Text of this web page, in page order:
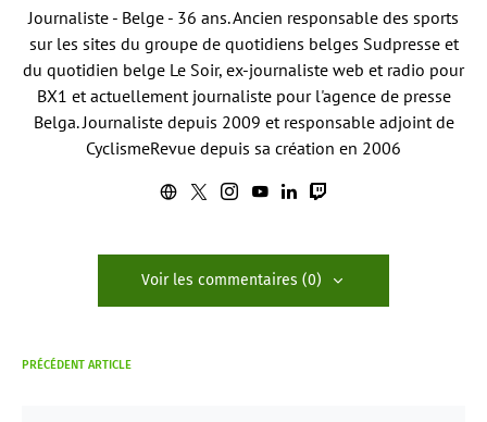
Journaliste - Belge - 36 ans. Ancien responsable des sports
sur les sites du groupe de quotidiens belges Sudpresse et
du quotidien belge Le Soir, ex-journaliste web et radio pour
BX1 et actuellement journaliste pour l'agence de presse
Belga. Journaliste depuis 2009 et responsable adjoint de
CyclismeRevue depuis sa création en 2006
Voir les commentaires (0)
PRÉCÉDENT ARTICLE